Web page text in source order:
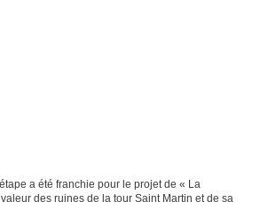
a été franchie pour le projet de « La
des ruines de la tour Saint Martin et de sa